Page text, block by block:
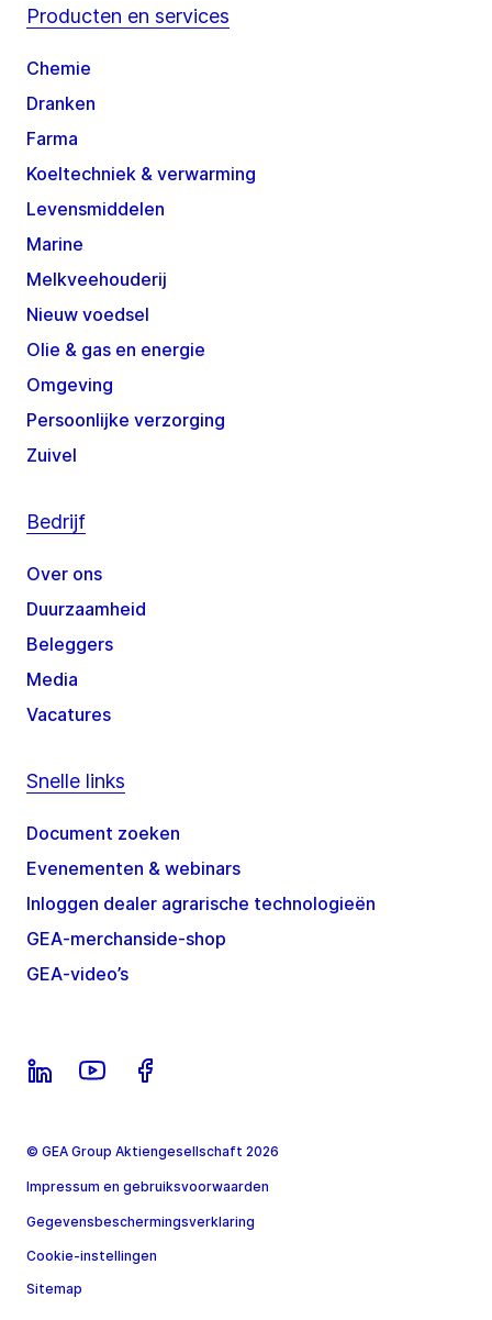
Producten en services
Chemie
Dranken
Farma
Koeltechniek & verwarming
Levensmiddelen
Marine
Melkveehouderij
Nieuw voedsel
Olie & gas en energie
Omgeving
Persoonlijke verzorging
Zuivel
Bedrijf
Over ons
Duurzaamheid
Beleggers
Media
Vacatures
Snelle links
Document zoeken
Evenementen & webinars
Inloggen dealer agrarische technologieën
GEA-merchanside-shop
GEA-video’s
© GEA Group Aktiengesellschaft 2026
Impressum en gebruiksvoorwaarden
Gegevensbeschermingsverklaring
Cookie-instellingen
Sitemap